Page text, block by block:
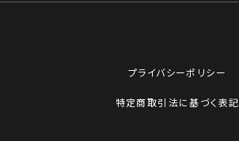
プライバシーポリシー
特定商取引法に基づく表記